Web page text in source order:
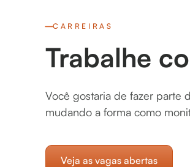
CARREIRAS
Trabalhe
Você gostaria de fazer parte
mudando a forma como
Veja as vagas abertas